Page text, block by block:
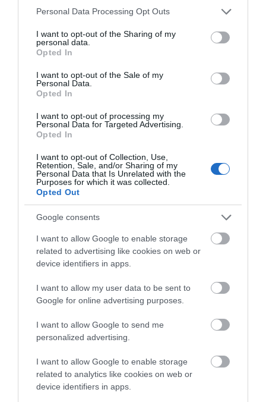
Please note that this website/app uses one or more Google
not limited to your visit or usage behaviour. You may click to
grant or deny consent to Google and its third-party tags to
use your data for below specified purposes in below Google
consent section.
Personal Data Processing Opt Outs
I want to opt-out of the Sharing of my
personal data.
Opted In
I want to opt-out of the Sale of my
Personal Data.
Opted In
I want to opt-out of processing my
Personal Data for Targeted Advertising.
Opted In
I want to opt-out of Collection, Use,
Retention, Sale, and/or Sharing of my
Personal Data that Is Unrelated with the
Purposes for which it was collected.
Opted Out
Google consents
I want to allow Google to enable storage
related to advertising like cookies on web or
device identifiers in apps.
I want to allow my user data to be sent to
Google for online advertising purposes.
I want to allow Google to send me
personalized advertising.
I want to allow Google to enable storage
related to analytics like cookies on web or
device identifiers in apps.
Συγκίνηση στην Εύβοια: Νέοι από
Εικόνα
06.08.2026 | 18:40